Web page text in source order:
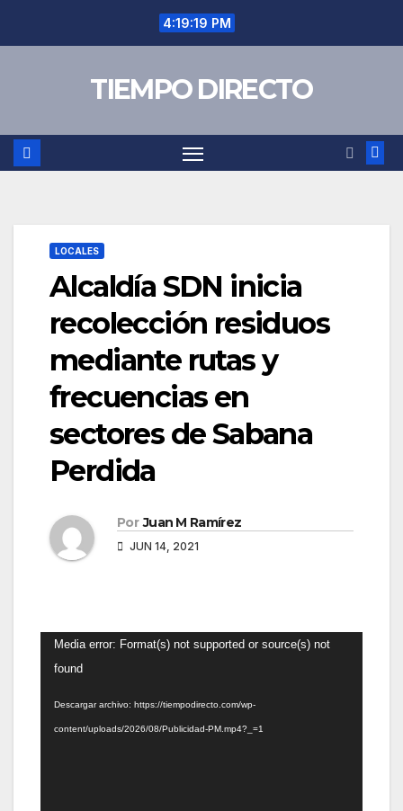
4:19:19 PM
TIEMPO DIRECTO
LOCALES
Alcaldía SDN inicia
recolección residuos
mediante rutas y
frecuencias en
sectores de Sabana
Perdida
Por Juan M Ramírez
JUN 14, 2021
Reproductor
de
Media error: Format(s) not supported or source(s) not
found
Descargar archivo: https://tiempodirecto.com/wp-
content/uploads/2026/08/Publicidad-PM.mp4?_=1